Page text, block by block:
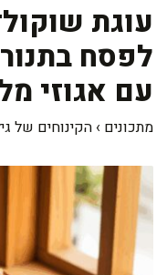
עוגת
לפסח
עם אגוזי
מתכונים › הקינוחים של